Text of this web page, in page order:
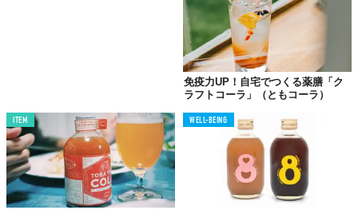
免疫力UP！自宅でつくる薬膳「ク
ラフトコーラ」（ともコーラ）
ITEM WELL-BEING